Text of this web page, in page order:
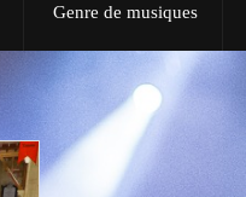
Genre de musiques